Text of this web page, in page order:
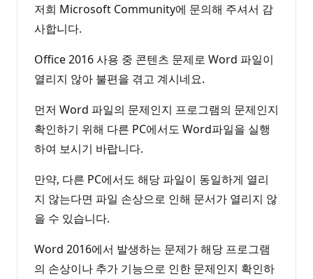
저희 Microsoft Community에 문의해 주셔서 감
사합니다.
Office 2016 사용 중 콘텐츠 문제로 Word 파일이
열리지 않아 불편을 겪고 계시네요.
먼저 Word 파일의 문제인지 프로그램의 문제인지
확인하기 위해 다른 PC에서도 Word파일을 실행
하여 보시기 바랍니다.
만약, 다른 PC에서도 해당 파일이 동일하게 열리
지 않는다면 파일 손상으로 인해 문서가 열리지 않
을 수 있습니다.
Word 2016에서 발생하는 문제가 해당 프로그램
의 손상이나 추가 기능으로 인한 문제인지 확인하